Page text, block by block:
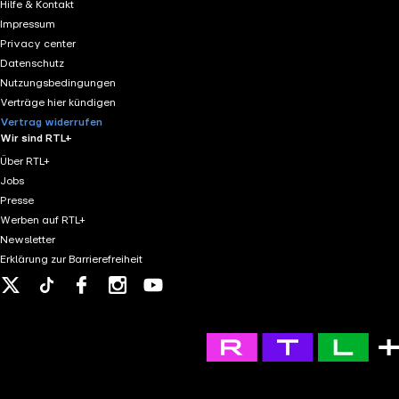
Hilfe & Kontakt
Impressum
Privacy center
Datenschutz
Nutzungsbedingungen
Verträge hier kündigen
Vertrag widerrufen
Wir sind RTL+
Über RTL+
Jobs
Presse
Werben auf RTL+
Newsletter
Erklärung zur Barrierefreiheit
Tiktok FacebookInstagram